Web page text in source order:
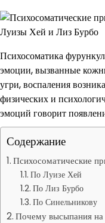
Психосоматика
эмоции, вызванные
угри, воспаления
физических и
эмоций говорит
Содержание
Психосоматические
По Луизе Хей
По Лиз Бурбо
По Синельникову
Почему высыпания на